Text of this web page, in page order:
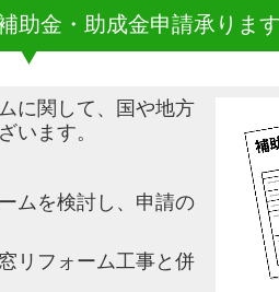
助金・助成金申請承ります
に関して、国や地方
います。
ムを検討し、申請の
リフォーム工事と併